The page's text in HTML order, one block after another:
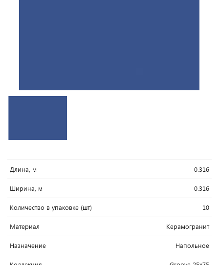
Длина, м 0.316
Ширина, м 0.316
Количество в упаковке (шт) 10
Материал Керамогранит
Назначение Напольное